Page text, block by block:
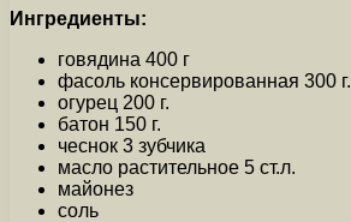
Ингредиенты:
говядина 400 г
фасоль консервированная 300 г.
огурец 200 г.
батон 150 г.
чеснок 3 зубчика
масло растительное 5 ст.л.
майонез
соль